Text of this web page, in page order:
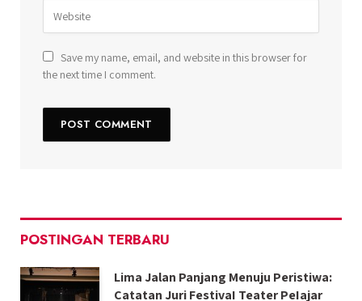
Save my name, email, and website in this browser for
the next time I comment.
POSTINGAN TERBARU
Lima Jalan Panjang Menuju Peristiwa:
Catatan Juri FestivaI Teater PeIajar